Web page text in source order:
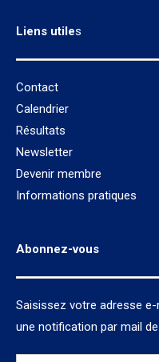
Liens utiles
Contact
Calendrier
Résultats
Newsletter
Devenir membre
Informations pratiques
Abonnez-vous
Saisissez votre adresse
une notification par mail
Saisissez votre adresse e-mail…